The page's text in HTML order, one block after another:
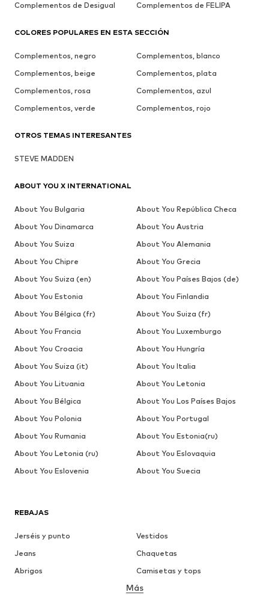
REBAJAS
Jerséis y punto
Vestidos
Jeans
Chaquetas
Abrigos
Camisetas y tops
Ropa interior
Más
Complementos de Desigual Complementos de FELIPA
COLORES POPULARES EN ESTA SECCIÓN
Complementos, negro
Complementos, blanco
Complementos, beige
Complementos, plata
Complementos, rosa
Complementos, azul
Complementos, verde
Complementos, rojo
OTROS TEMAS INTERESANTES
STEVE MADDEN
ABOUT YOU X INTERNATIONAL
About You Bulgaria
About You República Checa
About You Dinamarca
About You Austria
About You Suiza
About You Alemania
About You Chipre
About You Grecia
About You Suiza (en)
About You Países Bajos (de)
About You Estonia
About You Finlandia
About You Bélgica (fr)
About You Suiza (fr)
About You Francia
About You Luxemburgo
About You Croacia
About You Hungría
About You Suiza (it)
About You Italia
About You Lituania
About You Letonia
About You Bélgica
About You Los Países Bajos
About You Polonia
About You Portugal
About You Rumania
About You Estonia(ru)
About You Letonia (ru)
About You Eslovaquia
About You Eslovenia
About You Suecia